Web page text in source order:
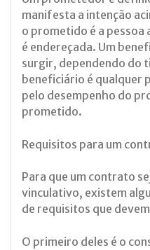
manifesta a intenção
o prometido é a pessoa
é endereçada. Um
surgir, dependendo do
beneficiário é qualquer
pelo desempenho do
prometido.
Requisitos para um
Para que um contrato
vinculativo, existem
de requisitos que
O primeiro deles é o